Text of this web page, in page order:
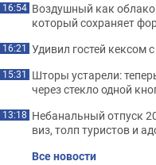
16:54 Воздушный как
который сохраняет
16:21 Удивил гостей кексом
15:31 Шторы устарели:
через стекло одной
13:18 Небанальный отпуск
виз, толп туристов и
Все новости